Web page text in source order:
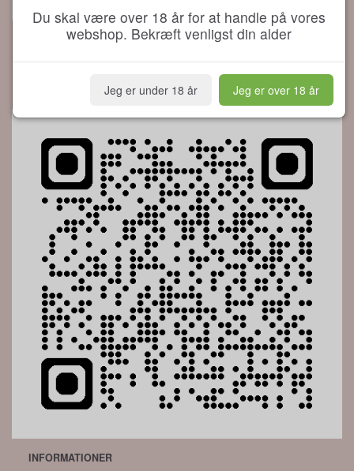
Fødevarekontrollen 2026
INFORMATIONER
Du skal være over 18 år for at handle på vores
webshop. Bekræft venligst din alder
Jeg er under 18 år Jeg er over 18 år